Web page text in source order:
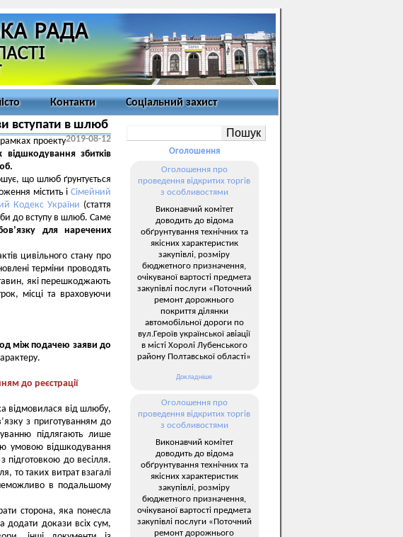
Контакти Соціальний захист
вступати в шлюб
2019-08-12
проекту
відшкодування збитків
що шлюб ґрунтується
містить і Сімейний
Кодекс України (стаття
до вступу в шлюб. Саме
для наречених
цивільного стану про
терміни проводять
які перешкоджають
місці та враховуючи
між подачею заяви до
до реєстрації
відмовилася від шлюбу,
з приготуванням до
підлягають лише
умовою відшкодування
підготовкою до весілля.
то таких витрат взагалі
в подальшому
сторона, яка понесла
додати докази всіх сум,
Оголошення
Оголошення про
проведення відкритих торгів
з особливостями
Виконавчий комітет
доводить до відома
обґрунтування технічних та
якісних характеристик
закупівлі, розміру
бюджетного призначення,
очікуваної вартості предмета
закупівлі послуги «Поточний
ремонт дорожнього
покриття ділянки
автомобільної дороги по
вул.Героїв української авіації
в місті Хоролі Лубенського
району Полтавської області»
Докладніше
Оголошення про
проведення відкритих торгів
з особливостями
Виконавчий комітет
доводить до відома
обґрунтування технічних та
якісних характеристик
закупівлі, розміру
бюджетного призначення,
очікуваної вартості предмета
закупівлі послуги «Поточний
ремонт дорожнього